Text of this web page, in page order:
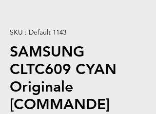
SKU : Default 1143
SAMSUNG
CLTC609 CYAN
Originale
[COMMANDE]